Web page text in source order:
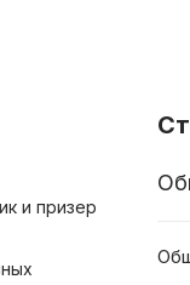
и призер